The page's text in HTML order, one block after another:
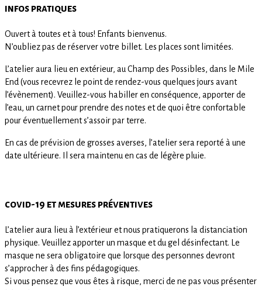
infos pratiques
Ouvert à toutes et à tous! Enfants bienvenus.
N’oubliez pas de réserver votre billet. Les places sont limitées.
L’atelier aura lieu en extérieur, au Champ des Possibles, dans le Mile
End (vous recevrez le point de rendez-vous quelques jours avant
l’évènement). Veuillez-vous habiller en conséquence, apporter de
l’eau, un carnet pour prendre des notes et de quoi être confortable
pour éventuellement s’assoir par terre.
En cas de prévision de grosses averses, l’atelier sera reporté à une
date ultérieure. Il sera maintenu en cas de légère pluie.
covid-19 et mesures préventives
L’atelier aura lieu à l’extérieur et nous pratiquerons la distanciation
physique. Veuillez apporter un masque et du gel désinfectant. Le
masque ne sera obligatoire que lorsque des personnes devront
s’approcher à des fins pédagogiques.
Si vous pensez que vous êtes à risque, merci de ne pas vous présenter